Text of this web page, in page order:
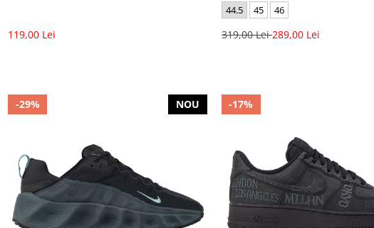
119,00 Lei
44.5 45 46
319,00 Lei289,00 Lei
-29% NOU -17%